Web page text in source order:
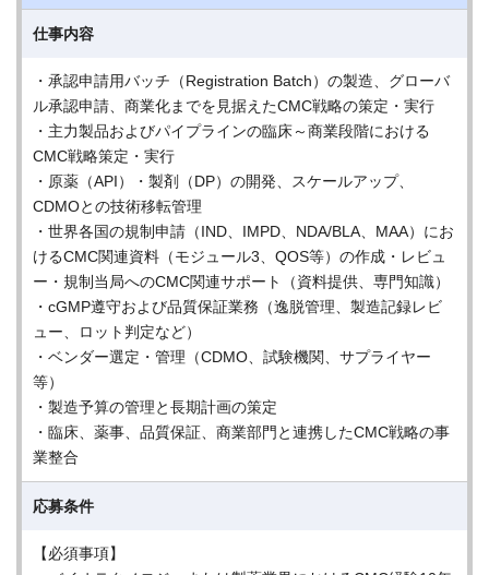
仕事内容
・承認申請用バッチ（Registration Batch）の製造、グローバ
ル承認申請、商業化までを見据えたCMC戦略の策定・実行
・主力製品およびパイプラインの臨床～商業段階における
CMC戦略策定・実行
・原薬（API）・製剤（DP）の開発、スケールアップ、
CDMOとの技術移転管理
・世界各国の規制申請（IND、IMPD、NDA/BLA、MAA）にお
けるCMC関連資料（モジュール3、QOS等）の作成・レビュ
ー・規制当局へのCMC関連サポート（資料提供、専門知識）
・cGMP遵守および品質保証業務（逸脱管理、製造記録レビ
ュー、ロット判定など）
・ベンダー選定・管理（CDMO、試験機関、サプライヤー
等）
・製造予算の管理と長期計画の策定
・臨床、薬事、品質保証、商業部門と連携したCMC戦略の事
業整合
応募条件
【必須事項】